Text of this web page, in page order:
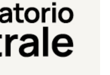
Teatrale
Eduardo de Filippo